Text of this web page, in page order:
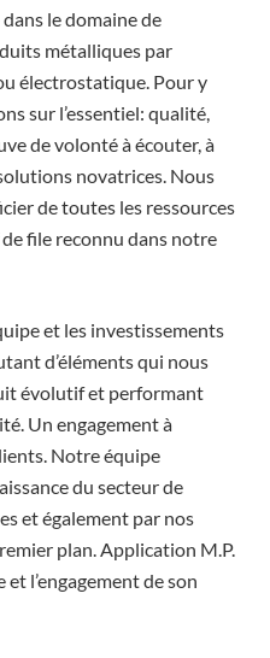
le domaine de
métalliques par
électrostatique. Pour y
sur l’essentiel: qualité,
de volonté à écouter, à
novatrices. Nous
de toutes les ressources
file reconnu dans notre
et les investissements
d’éléments qui nous
évolutif et performant
Un engagement à
Notre équipe
du secteur de
et également par nos
plan. Application M.P.
l’engagement de son